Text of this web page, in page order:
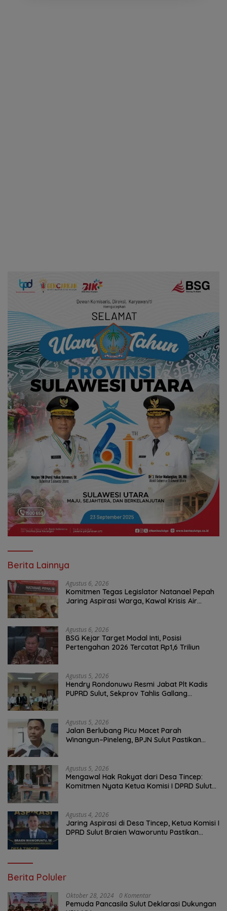
Berita Lainnya
Agustus 6, 2026
Komitmen Tegas Legislator Natanael Pepah
Jaring Aspirasi Warga, Kawal Krisis Air
Agustus 6, 2026
BSG Kejar Target Modal Inti, Posisi
Pertengahan 2026 Tercatat Rp1,6 Triliun
Agustus 5, 2026
Hendry Rondonuwu Resmi Jabat Plt Kadis
PUPRD Sulut, Sekprov Tahlis Gallang
Agustus 5, 2026
Jalan Berlubang Picu Macet Parah
Winangun–Pineleng, BPJN Sulut Pastikan
Agustus 5, 2026
Mengawal Hak Rakyat dari Desa Tincep:
Komitmen Nyata Ketua Komisi I DPRD Sulut
Agustus 4, 2026
Jaring Aspirasi di Desa Tincep, Ketua Komisi I
DPRD Sulut Braien Waworuntu Pastikan
Berita Poluler
Oktober 28, 2024 0 Komentar
Pemuda Pancasila Sulut Deklarasi Dukungan